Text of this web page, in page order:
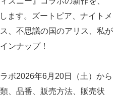
ます。ズートピア、ナイトメ
、不思議の国のアリス、私が
ンナップ！
ボ2026年6月20日（土）から
、品番、販売方法、販売状